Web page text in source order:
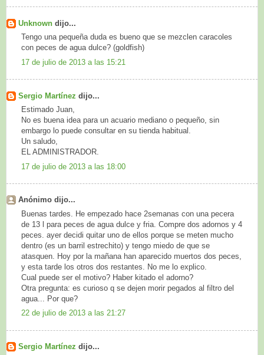
Unknown dijo...
Tengo una pequeña duda es bueno que se mezclen caracoles
con peces de agua dulce? (goldfish)
17 de julio de 2013 a las 15:21
Sergio Martínez dijo...
Estimado Juan,
No es buena idea para un acuario mediano o pequeño, sin
embargo lo puede consultar en su tienda habitual.
Un saludo,
EL ADMINISTRADOR.
17 de julio de 2013 a las 18:00
Anónimo dijo...
Buenas tardes. He empezado hace 2semanas con una pecera
de 13 l para peces de agua dulce y fria. Compre dos adornos y 4
peces. ayer decidi quitar uno de ellos porque se meten mucho
dentro (es un barril estrechito) y tengo miedo de que se
atasquen. Hoy por la mañana han aparecido muertos dos peces,
y esta tarde los otros dos restantes. No me lo explico.
Cual puede ser el motivo? Haber kitado el adorno?
Otra pregunta: es curioso q se dejen morir pegados al filtro del
agua... Por que?
22 de julio de 2013 a las 21:27
Sergio Martínez dijo...